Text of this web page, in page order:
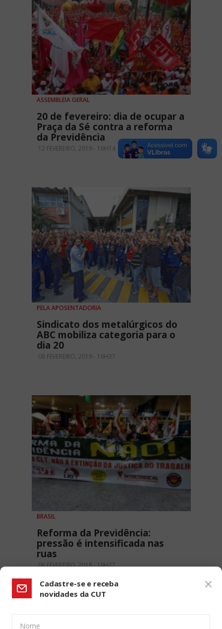
ASSEMBLEIA GERAL
20 de fevereiro: dia de ocupar a
Praça da Sé contra a reforma
da Previdência
12 FEVEREIRO, 2019 - 16H14
PELA APOSENTADORIA
Sindicato dos metalúrgicos do
ABC mobiliza categoria para o
dia 20
08 FEVEREIRO, 2019 - 16H37
BRASIL
Reforma da Previdência:
pressão é intensificada nas
ruas
06 FEVEREIRO, 2018 - 19H27
Cadastre-se e receba
novidades da CUT
Nome